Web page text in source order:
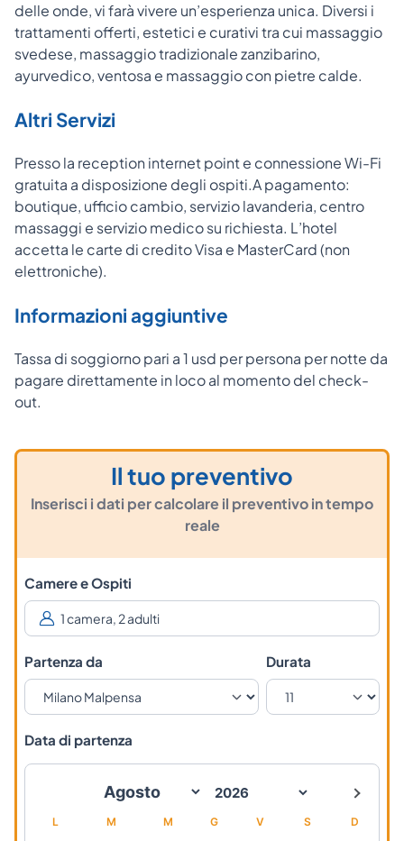
delle onde, vi farà vivere un’esperienza unica. Diversi i
trattamenti offerti, estetici e curativi tra cui massaggio
svedese, massaggio tradizionale zanzibarino,
ayurvedico, ventosa e massaggio con pietre calde.
Altri Servizi
Presso la reception internet point e connessione Wi-Fi
gratuita a disposizione degli ospiti.A pagamento:
boutique, ufficio cambio, servizio lavanderia, centro
massaggi e servizio medico su richiesta. L’hotel
accetta le carte di credito Visa e MasterCard (non
elettroniche).
Informazioni aggiuntive
Tassa di soggiorno pari a 1 usd per persona per notte da
pagare direttamente in loco al momento del check-
out.
Il tuo preventivo
Inserisci i dati per calcolare il preventivo in tempo
reale
Camere e Ospiti
Partenza da Durata
Data di partenza
L M M G V S D